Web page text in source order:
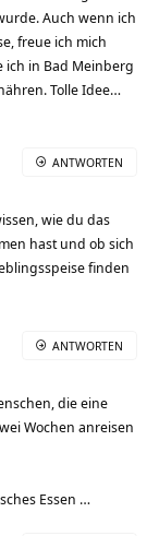
Auch wenn ich
freue ich mich
ich in Bad Meinberg
Tolle Idee…
wie du das
hast und ob sich
finden
ANTWORTEN
die eine
Wochen anreisen
Essen …
ANTWORTEN